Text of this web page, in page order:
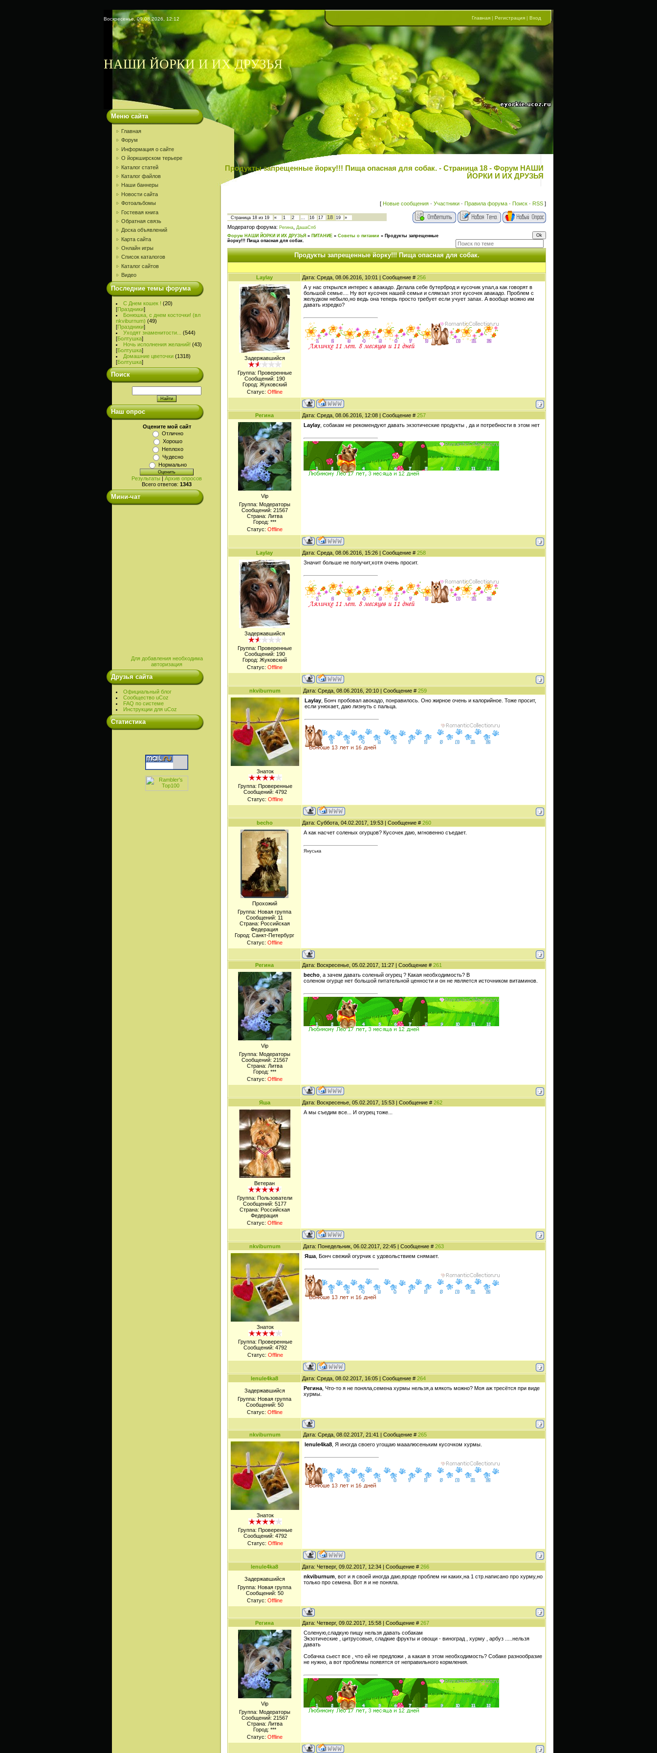
Воскресенье, 09.08.2026, 12:12 Главная | Регистрация | Вход
НАШИ ЙОРКИ И ИХ ДРУЗЬЯ
Меню сайта
Главная
Форум
Информация о сайте
О йоркширском терьере
Каталог статей
Каталог файлов
Наши баннеры
Новости сайта
Фотоальбомы
Гостевая книга
Обратная связь
Доска объявлений
Карта сайта
Онлайн игры
Список каталогов
Каталог сайтов
Видео
Последние темы форума
С Днем кошек ! (20)
[Праздники]
Бонюшка, с днем косточки! (вл
nkviburnum) (49)
[Праздники]
Уходят знаменитости...
(544)
[Болтушка]
Ночь исполнения желаний! (43)
[Болтушка]
Домашние цветочки (1318)
[Болтушка]
Поиск
Наш опрос
Оцените мой сайт
Отлично
Хорошо
Неплохо
Чудесно
Нормально
Результаты | Архив опросов
Всего ответов: 1343
Мини-чат
Для добавления необходима
авторизация
Друзья сайта
Официальный блог
Сообщество uCoz
FAQ по системе
Инструкции для uCoz
Cтатистика
Продукты запрещенные йорку!!! Пища опасная для собак. - Страница 18 - Форум НАШИ
ЙОРКИ И ИХ ДРУЗЬЯ
[ Новые сообщения · Участники · Правила форума · Поиск · RSS ]
Страница 18 из 19 « 1 2 … 16 17 18 19 »
Модератор форума: Регина ДашаСпб
Форум НАШИ ЙОРКИ И ИХ ДРУЗЬЯ » ПИТАНИЕ » Советы о питании » Продукты запрещенные
йорку!!! Пища опасная для собак.
Продукты запрещенные йорку!!! Пища опасная для собак.
Laylay Дата: Среда, 08.06.2016, 10:01 | Сообщение # 256
Задержавшийся
Группа: Проверенные
Сообщений: 190
Город: Жуковский
Статус: Offline
А у нас открылся интерес к авакадо. Делала себе бутерброд и кусочик упал,а как говорят в
большой семье.... Ну вот кусочек нашей семьи и слямзал этот кусочек авакадо. Проблем с
желудком небыло,но ведь она теперь просто требует если учует запах. А вообще можно им
давать изредко?
Регина Дата: Среда, 08.06.2016, 12:08 | Сообщение # 257
Viр
Группа: Модераторы
Сообщений: 21567
Страна: Литва
Город: ***
Статус: Offline
Laylay , собакам не рекомендуют давать экзотические продукты , да и потребности в этом нет
Laylay Дата: Среда, 08.06.2016, 15:26 | Сообщение # 258
Задержавшийся
Группа: Проверенные
Сообщений: 190
Город: Жуковский
Статус: Offline
Значит больше не получит,хотя очень просит.
nkviburnum Дата: Среда, 08.06.2016, 20:10 | Сообщение # 259
Знаток
Группа: Проверенные
Сообщений: 4792
Статус: Offline
Laylay , Бонч пробовал авокадо, понравилось. Оно жирное очень и калорийное. Тоже просит,
если унюхает, даю лизнуть с пальца.
becho Дата: Суббота, 04.02.2017, 19:53 | Сообщение # 260
Прохожий
Группа: Новая группа
Сообщений: 11
Страна: Российская
Федерация
Город: Санкт-Петербург
Статус: Offline
А как насчет соленых огурцов? Кусочек даю, мгновенно съедает.
Януська
Регина Дата: Воскресенье, 05.02.2017, 11:27 | Сообщение # 261
Viр
Группа: Модераторы
Сообщений: 21567
Страна: Литва
Город: ***
Статус: Offline
becho , а зачем давать соленый огурец ? Какая необходимость? В
соленом огурце нет большой питательной ценности и он не является источником витаминов.
Яша Дата: Воскресенье, 05.02.2017, 15:53 | Сообщение # 262
Ветеран
Группа: Пользователи
Сообщений: 5177
Страна: Российская
Федерация
Статус: Offline
А мы съедим все... И огурец тоже...
nkviburnum Дата: Понедельник, 06.02.2017, 22:45 | Сообщение # 263
Знаток
Группа: Проверенные
Сообщений: 4792
Статус: Offline
Яша , Бонч свежий огурчик с удовольствием снямает.
lenule4ka8 Дата: Среда, 08.02.2017, 16:05 | Сообщение # 264
Задержавшийся
Группа: Новая группа
Сообщений: 50
Статус: Offline
Регина , Что-то я не поняла,семена хурмы нельзя,а мякоть можно? Моя аж тресётся при виде
хурмы.
nkviburnum Дата: Среда, 08.02.2017, 21:41 | Сообщение # 265
Знаток
Группа: Проверенные
Сообщений: 4792
Статус: Offline
lenule4ka8 , Я иногда своего угощаю мааалюсеньким кусочком хурмы.
lenule4ka8 Дата: Четверг, 09.02.2017, 12:34 | Сообщение # 266
Задержавшийся
Группа: Новая группа
Сообщений: 50
Статус: Offline
nkviburnum , вот и я своей иногда даю,вроде проблем ни каких,на 1 стр.написано про хурму,но
только про семена. Вот я и не поняла.
Регина Дата: Четверг, 09.02.2017, 15:58 | Сообщение # 267
Viр
Группа: Модераторы
Сообщений: 21567
Страна: Литва
Город: ***
Статус: Offline
Соленую,сладкую пищу нельзя давать собакам
Экзотические , цитрусовые, сладкие фрукты и овощи - виноград , хурму , арбуз .....нельзя
давать
Собачка сьест все , что ей не предложи , а какая в этом необходимость? Собаке разнообразие
не нужно, а вот проблемы появятся от неправильного кормления.